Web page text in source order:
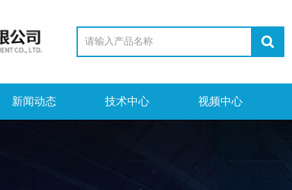
新闻动态 技术中心 视频中心